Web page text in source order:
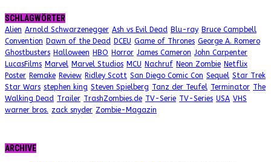
SCHLAGWÖRTER
Alien Arnold Schwarzenegger Ash vs Evil Dead Blu-ray Bruce Campbell
Convention Dawn of the Dead DCEU Game of Thrones George A. Romero
Ghostbusters Halloween HBO Horror James Cameron John Carpenter
LucasFilms Marvel Marvel Studios MCU Nachruf Neon Zombie Netflix
Poster Remake Review Ridley Scott San Diego Comic Con Sequel Star Trek
Star Wars stephen king Steven Spielberg Tanz der Teufel Terminator The
Walking Dead Trailer TrashZombies.de TV-Serie TV-Series USA VHS
warner bros. zack snyder Zombie-Magazin
ARCHIVE